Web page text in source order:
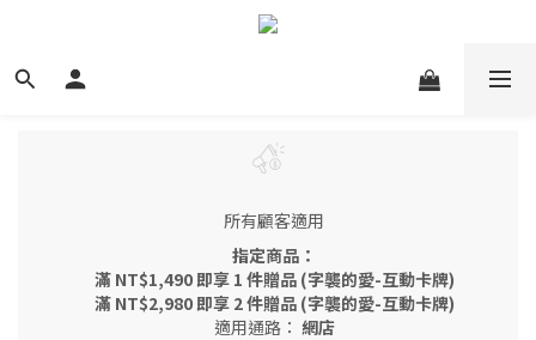
所有顧客適用
指定商品：
滿 NT$1,490 即享 1 件贈品 (字襲的愛-互動卡牌)
滿 NT$2,980 即享 2 件贈品 (字襲的愛-互動卡牌)
適用通路： 網店